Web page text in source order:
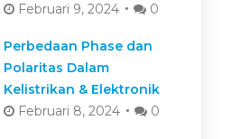
Februari 9, 2024
0
Perbedaan Phase dan
Polaritas Dalam
Kelistrikan & Elektronik
Februari 8, 2024
0